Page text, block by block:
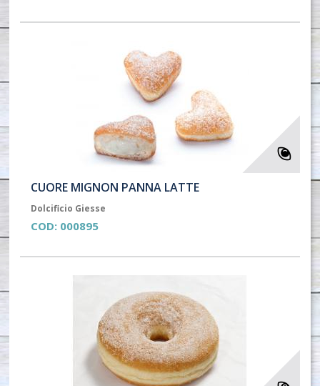
CUORE MIGNON PANNA LATTE
Dolcificio Giesse
COD: 000895